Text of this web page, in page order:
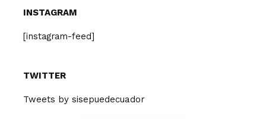
INSTAGRAM
[instagram-feed]
TWITTER
Tweets by sisepuedecuador